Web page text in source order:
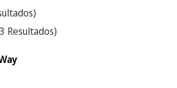
)
Resultados)